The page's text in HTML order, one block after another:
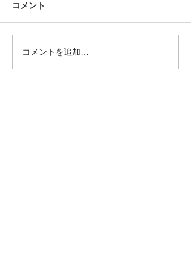
2025/08/02 令和6年石川
県能登半島地震及び豪雨
コメント
コメントを追加…